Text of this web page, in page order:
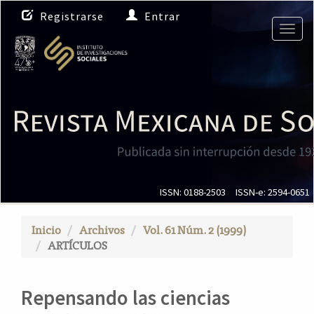
N
a
v
e
g
i
ó
n
c
C
Registrarse Entrar
ISSN: 0188-2503 ISSN-e: 2594-0651
Inicio Archivos
Vol. 61 Núm. 2 (1999)
ARTÍCULOS
Repensando las ciencias